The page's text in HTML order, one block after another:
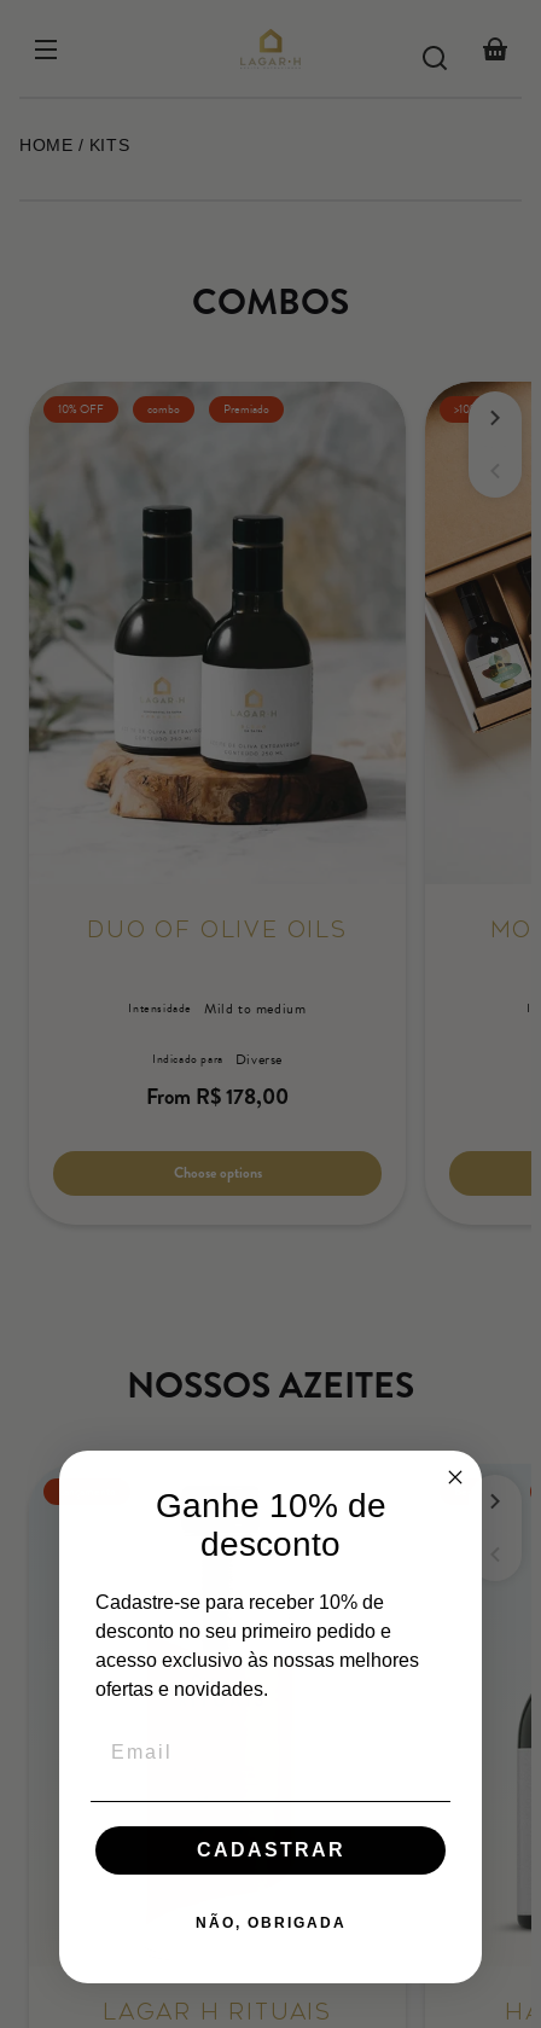
content
HOME KITS
COMBOS
10% OFF combo Premiado
Duo of Olive Oils
Intensidade Mild to medium
Indicado para Diverse
Regular
From R$ 178,00
Choose options
>10%OFF
NOSSOS AZEITES
Lagar H Rituais
Bestseller
Ganhe 10% de
desconto
Cadastre-se para receber 10% de
desconto no seu primeiro pedido e
acesso exclusivo às nossas melhores
ofertas e novidades.
CADASTRAR
NÃO, OBRIGADA